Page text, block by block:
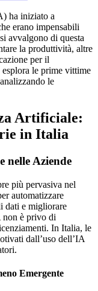
ha iniziato a
erano impensabili
avvalgono di questa
la produttività, altre
per il
le prime vittime
le
Artificiale:
in Italia
nelle Aziende
più pervasiva nel
automatizzare
dati e migliorare
non è privo di
In Italia, le
dall’uso dell’IA
Emergente